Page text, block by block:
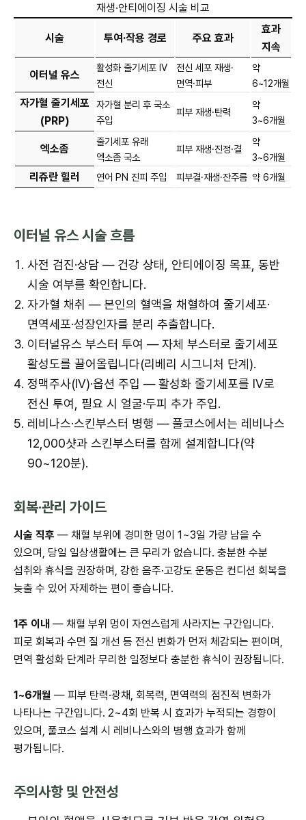
재생·안티에이징 시술 비교
시술 투여·작용 경로 주요 효과
효과
지속
이터널 유스
활성화 줄기세포 IV
전신
전신 세포 재생·
면역·피부
약
6~12개월
자가혈 줄기세포
(PRP)
자가혈 분리 후 국소
주입
피부 재생·탄력
약
3~6개월
엑소좀
줄기세포 유래
엑소좀 국소
피부 재생·진정·결
약
3~6개월
리쥬란 힐러 연어 PN 진피 주입 피부결·재생·잔주름 약 6개월
이터널 유스 시술 흐름
사전 검진·상담 — 건강 상태, 안티에이징 목표, 동반
시술 여부를 확인합니다.
자가혈 채취 — 본인의 혈액을 채혈하여 줄기세포·
면역세포·성장인자를 분리 추출합니다.
이터널유스 부스터 투여 — 자체 부스터로 줄기세포
활성도를 끌어올립니다(리베리 시그니처 단계).
정맥주사(IV)·옵션 주입 — 활성화 줄기세포를 IV로
전신 투여, 필요 시 얼굴·두피 추가 주입.
레비나스·스킨부스터 병행 — 풀코스에서는 레비나스
12,000샷과 스킨부스터를 함께 설계합니다(약
90~120분).
회복·관리 가이드
시술 직후 — 채혈 부위에 경미한 멍이 1~3일 가량 남을 수
있으며, 당일 일상생활에는 큰 무리가 없습니다. 충분한 수분
섭취와 휴식을 권장하며, 강한 음주·고강도 운동은 컨디션 회복을
늦출 수 있어 자제하는 편이 좋습니다.
1주 이내 — 채혈 부위 멍이 자연스럽게 사라지는 구간입니다.
피로 회복과 수면 질 개선 등 전신 변화가 먼저 체감되는 편이며,
면역 활성화 단계라 무리한 일정보다 충분한 휴식이 권장됩니다.
1~6개월 — 피부 탄력·광채, 회복력, 면역력의 점진적 변화가
나타나는 구간입니다. 2~4회 반복 시 효과가 누적되는 경향이
있으며, 풀코스 설계 시 레비나스와의 병행 효과가 함께
평가됩니다.
주의사항 및 안전성